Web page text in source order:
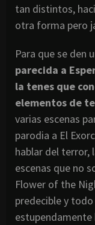
tan distintos,
otra forma pero
Para que se den
parecida a
la tenes que
elementos de
varias escenas
parodia a El
hablar del terror,
escenas que no
Flower of the
predecible y
estupendamente